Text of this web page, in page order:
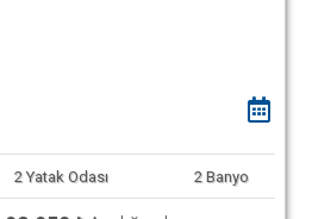
2 Yatak Odası 2 Banyo